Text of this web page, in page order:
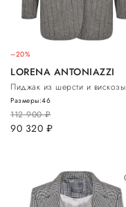
–20%
LORENA ANTONIAZZI
Пиджак из шерсти и вискозы
112 900руб.
90 320 руб.
Размеры:46